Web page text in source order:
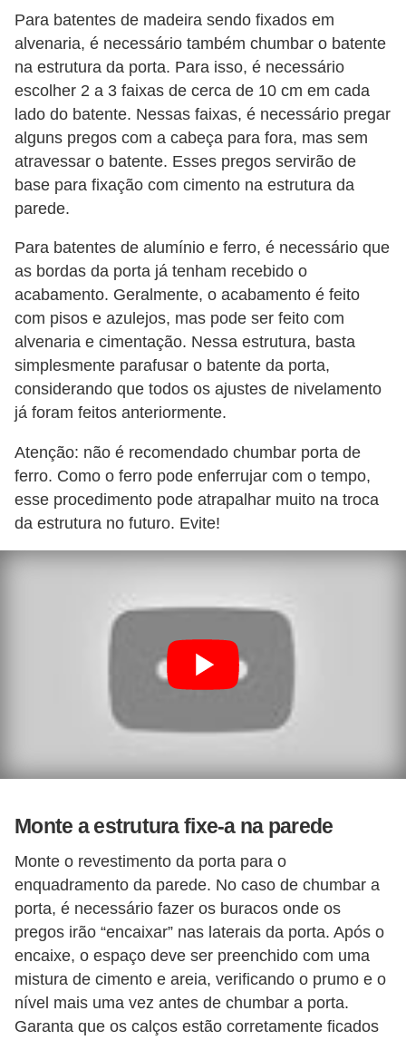
Para batentes de madeira sendo fixados em
alvenaria, é necessário também chumbar o batente
na estrutura da porta. Para isso, é necessário
escolher 2 a 3 faixas de cerca de 10 cm em cada
lado do batente. Nessas faixas, é necessário pregar
alguns pregos com a cabeça para fora, mas sem
atravessar o batente. Esses pregos servirão de
base para fixação com cimento na estrutura da
parede.
Para batentes de alumínio e ferro, é necessário que
as bordas da porta já tenham recebido o
acabamento. Geralmente, o acabamento é feito
com pisos e azulejos, mas pode ser feito com
alvenaria e cimentação. Nessa estrutura, basta
simplesmente parafusar o batente da porta,
considerando que todos os ajustes de nivelamento
já foram feitos anteriormente.
Atenção: não é recomendado chumbar porta de
ferro. Como o ferro pode enferrujar com o tempo,
esse procedimento pode atrapalhar muito na troca
da estrutura no futuro. Evite!
Monte a estrutura fixe-a na parede
Monte o revestimento da porta para o
enquadramento da parede. No caso de chumbar a
porta, é necessário fazer os buracos onde os
pregos irão “encaixar” nas laterais da porta. Após o
encaixe, o espaço deve ser preenchido com uma
mistura de cimento e areia, verificando o prumo e o
nível mais uma vez antes de chumbar a porta.
Garanta que os calços estão corretamente ficados